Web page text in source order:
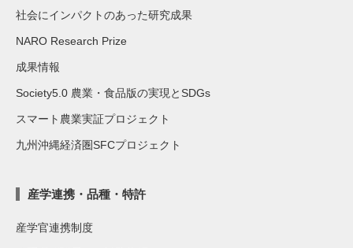
社会にインパクトのあった研究成果
NARO Research Prize
成果情報
Society5.0 農業・食品版の実現とSDGs
スマート農業実証プロジェクト
九州沖縄経済圏SFCプロジェクト
産学連携・品種・特許
産学官連携制度